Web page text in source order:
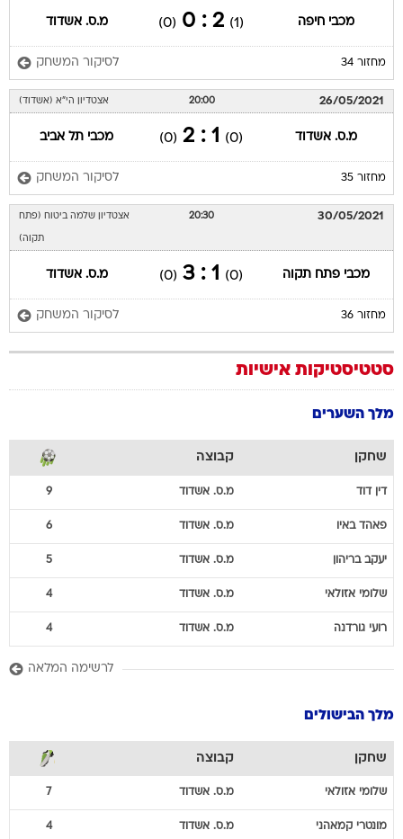
מכבי חיפה (1)
2 : 0
(0) מ.ס. אשדוד
מחזור 34 לסיקור המשחק
26/05/2021
20:00 אצטדיון הי"א (אשדוד)
מ.ס. אשדוד (0)
1 : 2
(0) מכבי תל אביב
מחזור 35 לסיקור המשחק
30/05/2021
20:30 אצטדיון שלמה ביטוח (פתח
תקוה)
מכבי פתח תקוה (0)
1 : 3
(0) מ.ס. אשדוד
מחזור 36 לסיקור המשחק
סטטיסטיקות אישיות
מלך השערים
שחקן קבוצה
דין דוד מ.ס. אשדוד 9
פאהד באיו מ.ס. אשדוד 6
יעקב בריהון מ.ס. אשדוד 5
שלומי אזולאי מ.ס. אשדוד 4
רועי גורדנה מ.ס. אשדוד 4
לרשימה המלאה
מלך הבישולים
שחקן קבוצה
שלומי אזולאי מ.ס. אשדוד 7
מונטרי קמאהני מ.ס. אשדוד 4